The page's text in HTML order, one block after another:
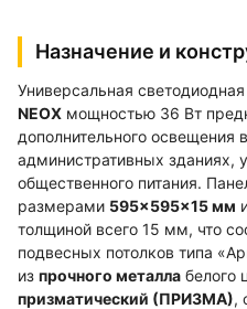
Назначение и
Универсальная
NEOX мощностью 36 Вт
дополнительного освещения
административных зданиях,
общественного питания.
размерами 595×595×15 мм
толщиной всего 15 мм, что
подвесных потолков типа
из прочного металла белого
призматический (ПРИЗМА),